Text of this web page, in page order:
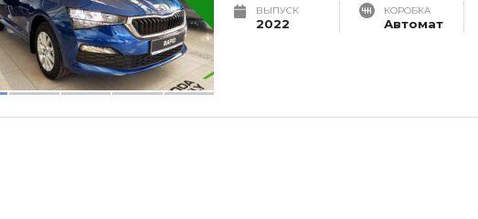
ВЫПУСК
2022
КОРОБКА
Автомат